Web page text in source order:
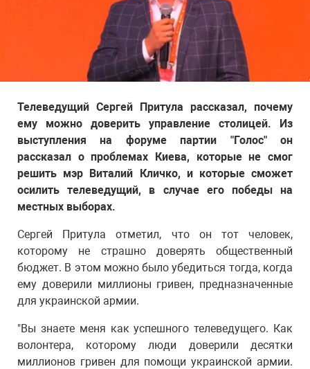
Телеведущий Сергей Притула рассказал, почему
ему можно доверить управление столицей. Из
выступления на форуме партии "Голос" он
рассказал о проблемах Киева, которые не смог
решить мэр Виталий Кличко, и которые сможет
осилить телеведущий, в случае его победы на
местных выборах.
Сергей Притула отметил, что он тот человек,
которому не страшно доверять общественный
бюджет. В этом можно было убедиться тогда, когда
ему доверили миллионы гривен, предназначенные
для украинской армии.
"Вы знаете меня как успешного телеведущего. Как
волонтера, которому люди доверили десятки
миллионов гривен для помощи украинской армии.